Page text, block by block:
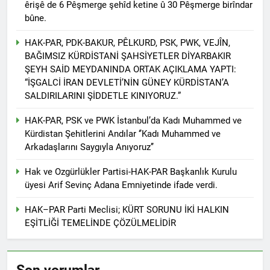
KÜRTLERİN VARLIĞI MI
2 Yıl Ago
HAK-PAR Avrupa
Koordinasyon Kurulu
02.11.2024 tarihinde
Frankfurt’ta toplandı ve
görüştü.
2 Yıl Ago
DİAKURD /Diaspora Kürtleri
Antlaşması ve sonrasında
Kürtlerin, ulus olmaktan
kaynaklı kolektif haklarını
kullanamadıklarından
hareketle, maruz kaldıkları
uluslararası hukuka da aykırı
politikalara dikkat çeken
2 Yıl Ago
Diyarbakır HAK-PAR İl
örgütü Dünya’ ve Türkiye’de
ilgili bugün ilk örgütü
binasında basın toplantısı
Kürt dili ve edebiyatı uzmani
Paris’teki Kürt Enstitüisü’nün
araştırmacı ve yazar
Profesir Joyce Blau 92
2 Yıl Ago
BAHÇELİ, ÖCALAN VE
KÜRT MESELESİ
ÜZERİNE
êrişê de 6 Pêşmerge şehîd ketine û 30 Pêşmerge birîndar
bûne.
HAK-PAR, PDK-BAKUR, PÊLKURD, PSK, PWK, VEJÎN,
BAĞIMSIZ KÜRDİSTANİ ŞAHSİYETLER DİYARBAKIR
ŞEYH SAİD MEYDANINDA ORTAK AÇIKLAMA YAPTI:
“İŞGALCİ İRAN DEVLETİ’NİN GÜNEY KÜRDİSTAN’A
SALDIRILARINI ŞİDDETLE KINIYORUZ.”
HAK-PAR, PSK ve PWK İstanbul’da Kadı Muhammed ve
Kürdistan Şehitlerini Andılar ‘’Kadı Muhammed ve
Arkadaşlarını Saygıyla Anıyoruz’’
Hak ve Ozgürlükler Partisi-HAK-PAR Başkanlık Kurulu
üyesi Arif Sevinç Adana Emniyetinde ifade verdi.
HAK–PAR Parti Meclisi; KÜRT SORUNU İKİ HALKIN
EŞİTLİĞİ TEMELİNDE ÇÖZÜLMELİDİR